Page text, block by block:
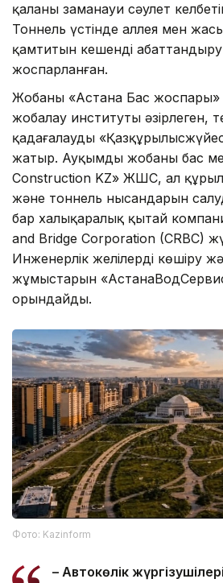
қаланың заманауи сәулет
Тоннель үстінде аллея мен
қамтитын кешенді
жоспарланған.
Жобаны «Астана Бас жоспары»
жобалау институты әзірлеген,
қадағалауды
жатыр. Ауқымды жобаның бас
Construction KZ» ЖШС, ал
және тоннель нысандарын
бар халықаралық қытай
and Bridge Corporation (CRBC)
Инженерлік желілерді көшіру
жұмыстарын
орындайды.
Фото: Kazinform
– Автокөлік